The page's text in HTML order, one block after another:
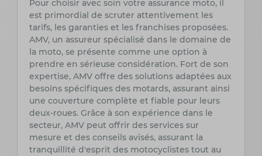
Pour choisir avec soin votre assurance moto, il
est primordial de scruter attentivement les
tarifs, les garanties et les franchises proposées.
AMV, un assureur spécialisé dans le domaine de
la moto, se présente comme une option à
prendre en sérieuse considération. Fort de son
expertise, AMV offre des solutions adaptées aux
besoins spécifiques des motards, assurant ainsi
une couverture complète et fiable pour leurs
deux-roues. Grâce à son expérience dans le
secteur, AMV peut offrir des services sur
mesure et des conseils avisés, assurant la
tranquillité d'esprit des motocyclistes tout au